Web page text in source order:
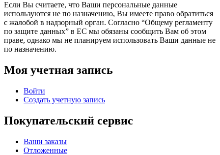
Если Вы считаете, что Ваши персональные данные
используются не по назначению, Вы имеете право обратиться
с жалобой в надзорный орган. Согласно “Общему регламенту
по защите данных” в ЕС мы обязаны сообщить Вам об этом
праве, однако мы не планируем использовать Ваши данные не
по назначению.
Моя учетная запись
Войти
Создать учетную запись
Покупательский сервис
Ваши заказы
Отложенные